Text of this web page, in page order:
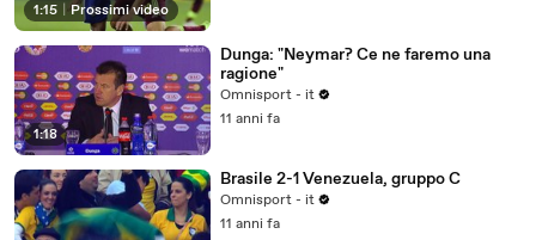
1:15 Prossimi video
1:18
Dunga: "Neymar? Ce ne faremo una
ragione"
Omnisport - it
11 anni fa
Brasile 2-1 Venezuela, gruppo C
Omnisport - it
11 anni fa